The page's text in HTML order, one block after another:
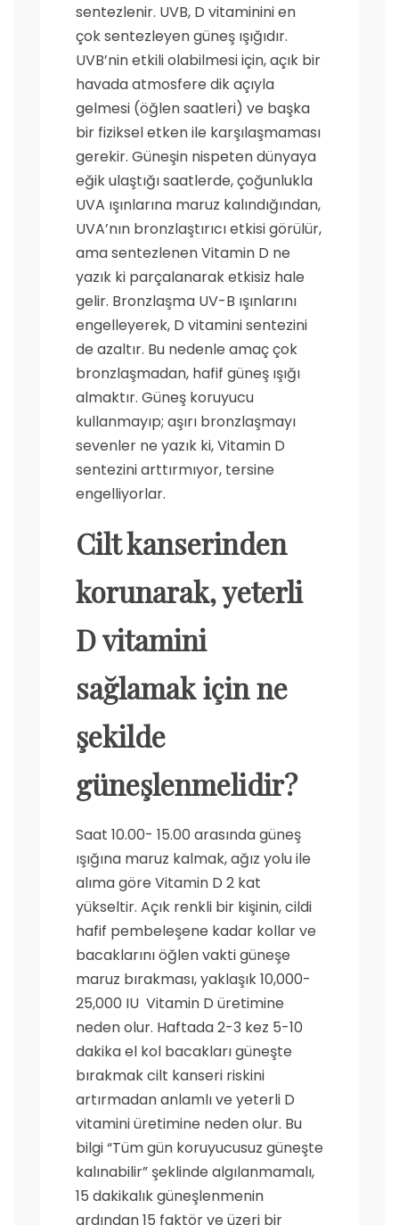
sentezlenir. UVB, D vitaminini en
çok sentezleyen güneş ışığıdır.
UVB’nin etkili olabilmesi için, açık bir
havada atmosfere dik açıyla
gelmesi (öğlen saatleri) ve başka
bir fiziksel etken ile karşılaşmaması
gerekir. Güneşin nispeten dünyaya
eğik ulaştığı saatlerde, çoğunlukla
UVA ışınlarına maruz kalındığından,
UVA’nın bronzlaştırıcı etkisi görülür,
ama sentezlenen Vitamin D ne
yazık ki parçalanarak etkisiz hale
gelir. Bronzlaşma UV-B ışınlarını
engelleyerek, D vitamini sentezini
de azaltır. Bu nedenle amaç çok
bronzlaşmadan, hafif güneş ışığı
almaktır. Güneş koruyucu
kullanmayıp; aşırı bronzlaşmayı
sevenler ne yazık ki, Vitamin D
sentezini arttırmıyor, tersine
engelliyorlar.
Cilt kanserinden
korunarak, yeterli
D vitamini
sağlamak için ne
şekilde
güneşlenmelidir?
Saat 10.00- 15.00 arasında güneş
ışığına maruz kalmak, ağız yolu ile
alıma göre Vitamin D 2 kat
yükseltir. Açık renkli bir kişinin, cildi
hafif pembeleşene kadar kollar ve
bacaklarını öğlen vakti güneşe
maruz bırakması, yaklaşık 10,000-
25,000 IU Vitamin D üretimine
neden olur. Haftada 2-3 kez 5-10
dakika el kol bacakları güneşte
bırakmak cilt kanseri riskini
artırmadan anlamlı ve yeterli D
vitamini üretimine neden olur. Bu
bilgi “Tüm gün koruyucusuz güneşte
kalınabilir” şeklinde algılanmamalı,
15 dakikalık güneşlenmenin
ardından 15 faktör ve üzeri bir